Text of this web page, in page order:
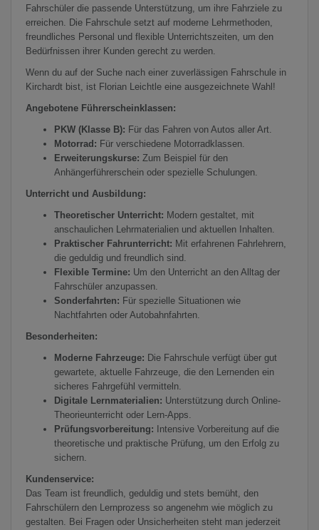
Fahrschüler die passende Unterstützung, um ihre Fahrziele zu
erreichen. Die Fahrschule setzt auf moderne Lehrmethoden,
freundliches Personal und flexible Unterrichtszeiten, um den
Bedürfnissen ihrer Kunden gerecht zu werden.
Wenn du auf der Suche nach einer zuverlässigen Fahrschule in
Kirchardt bist, ist Florian Leichtle eine ausgezeichnete Wahl!
Angebotene Führerscheinklassen:
PKW (Klasse B): Für das Fahren von Autos aller Art.
Motorrad: Für verschiedene Motorradklassen.
Erweiterungskurse: Zum Beispiel für den
Anhängerführerschein oder spezielle Schulungen.
Unterricht und Ausbildung:
Theoretischer Unterricht: Modern gestaltet, mit
anschaulichen Lehrmaterialien und aktuellen Inhalten.
Praktischer Fahrunterricht: Mit erfahrenen Fahrlehrern,
die geduldig und freundlich sind.
Flexible Termine: Um den Unterricht an den Alltag der
Fahrschüler anzupassen.
Sonderfahrten: Für spezielle Situationen wie
Nachtfahrten oder Autobahnfahrten.
Besonderheiten:
Moderne Fahrzeuge: Die Fahrschule verfügt über gut
gewartete, aktuelle Fahrzeuge, die den Lernenden ein
sicheres Fahrgefühl vermitteln.
Digitale Lernmaterialien: Unterstützung durch Online-
Theorieunterricht oder Lern-Apps.
Prüfungsvorbereitung: Intensive Vorbereitung auf die
theoretische und praktische Prüfung, um den Erfolg zu
sichern.
Kundenservice:
Das Team ist freundlich, geduldig und stets bemüht, den
Fahrschülern den Lernprozess so angenehm wie möglich zu
gestalten. Bei Fragen oder Unsicherheiten steht man jederzeit